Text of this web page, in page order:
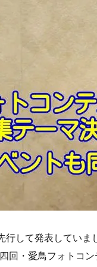
して発表してい
回・愛鳥フォトコ